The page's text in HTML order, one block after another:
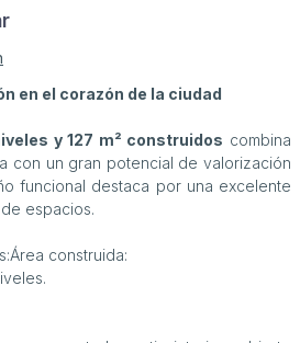
en el corazón de la ciudad
y 127 m² construidos combina
con un gran potencial de valorización
funcional destaca por una excelente
espacios.
construida: